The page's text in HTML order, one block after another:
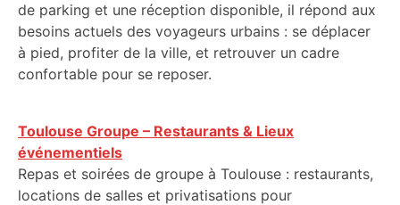
de parking et une réception disponible, il répond aux
besoins actuels des voyageurs urbains : se déplacer
à pied, profiter de la ville, et retrouver un cadre
confortable pour se reposer.
Toulouse Groupe – Restaurants & Lieux
événementiels
Repas et soirées de groupe à Toulouse : restaurants,
locations de salles et privatisations pour